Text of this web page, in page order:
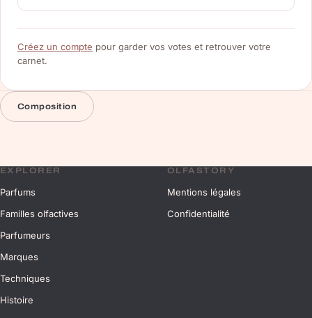
Créez un compte pour garder vos votes et retrouver votre
carnet.
Composition
EXPLORER
Parfums
Familles olfactives
Parfumeurs
Marques
Techniques
Histoire
OLFASTORY
Mentions légales
Confidentialité